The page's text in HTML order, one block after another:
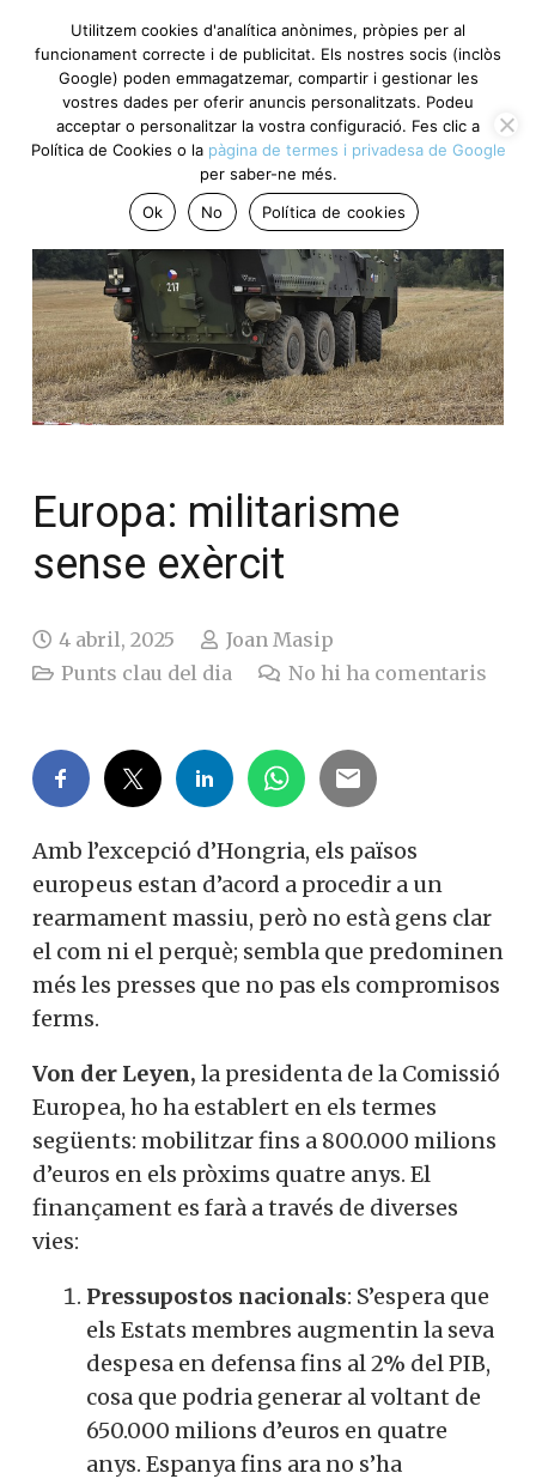
Europa: militarisme
sense exèrcit
4 abril, 2025
Joan Masip
Punts clau del dia
No hi ha comentaris
Amb l’excepció d’Hongria, els països
europeus estan d’acord a procedir a un
rearmament massiu, però no està gens clar
el com ni el perquè; sembla que predominen
més les presses que no pas els compromisos
ferms.
Von der Leyen, la presidenta de la Comissió
Europea, ho ha establert en els termes
següents: mobilitzar fins a 800.000 milions
d’euros en els pròxims quatre anys. El
finançament es farà a través de diverses
vies:
Pressupostos nacionals: S’espera que
els Estats membres augmentin la seva
despesa en defensa fins al 2% del PIB,
cosa que podria generar al voltant de
650.000 milions d’euros en quatre
anys. Espanya fins ara no s’ha
Utilitzem cookies d'analítica anònimes, pròpies per al
funcionament correcte i de publicitat. Els nostres socis (inclòs
Google) poden emmagatzemar, compartir i gestionar les
vostres dades per oferir anuncis personalitzats. Podeu
acceptar o personalitzar la vostra configuració. Fes clic a
Política de Cookies o la pàgina de termes i privadesa de Google
per saber-ne més.
Ok
No Política de cookies